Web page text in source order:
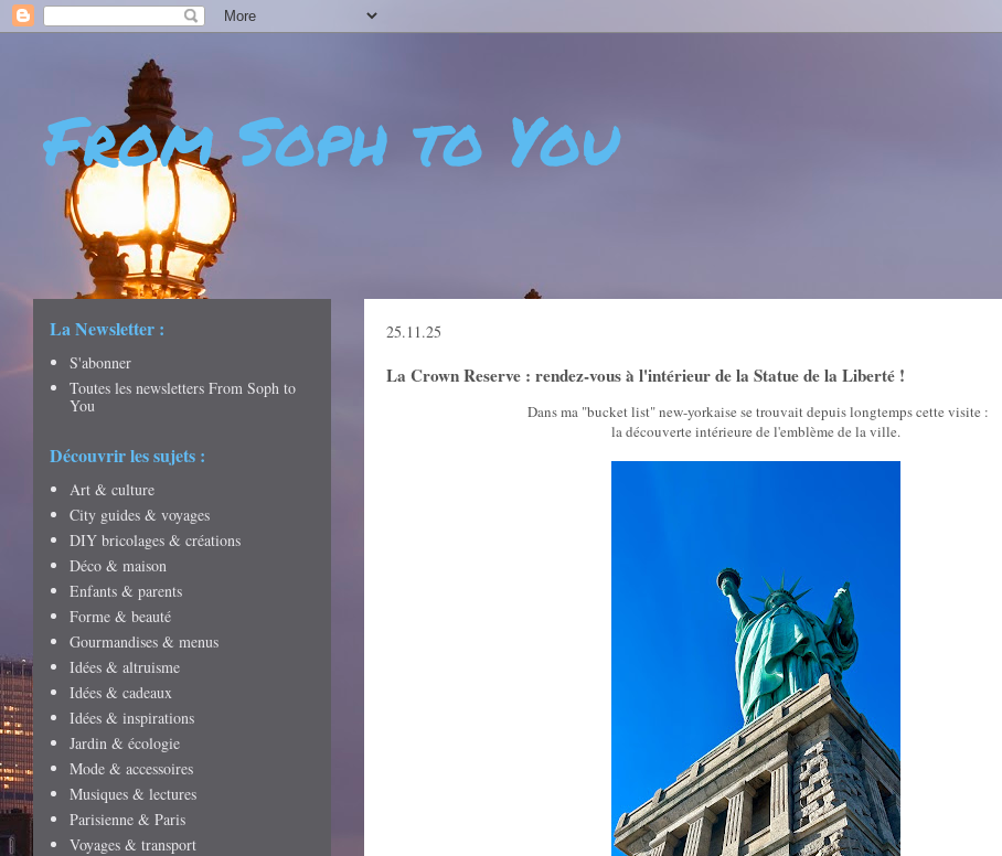
From Soph to You
- DÉCOUVERTES - CULTURE - CITY GUIDES - VOYAGES - CRÉATIVITÉ - ART DE VIVRE - BIEN-ÊTRE - POSITIVITÉ -
25.11.25
La Crown Reserve : rendez-vous à l'intérieur de la Statue de la Liberté !
Dans ma "bucket list" new-yorkaise se trouvait depuis longtemps cette visite :
la découverte intérieure de l'emblème de la ville.
La Newsletter :
S'abonner
Toutes les newsletters From Soph to
You
Découvrir les sujets :
Art & culture
City guides & voyages
DIY bricolages & créations
Déco & maison
Enfants & parents
Forme & beauté
Gourmandises & menus
Idées & altruisme
Idées & cadeaux
Idées & inspirations
Jardin & écologie
Mode & accessoires
Musiques & lectures
Parisienne & Paris
Voyages & transport